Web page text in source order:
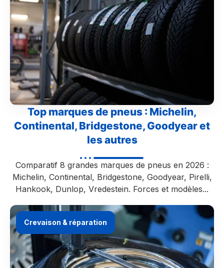
Top marques de pneus : Michelin,
Continental, Bridgestone, Goodyear et
les autres
Comparatif 8 grandes marques de pneus en 2026 :
Michelin, Continental, Bridgestone, Goodyear, Pirelli,
Hankook, Dunlop, Vredestein. Forces et modèles...
Crevaison & réparation